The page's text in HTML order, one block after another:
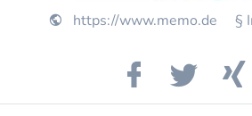
https://www.memo.de §